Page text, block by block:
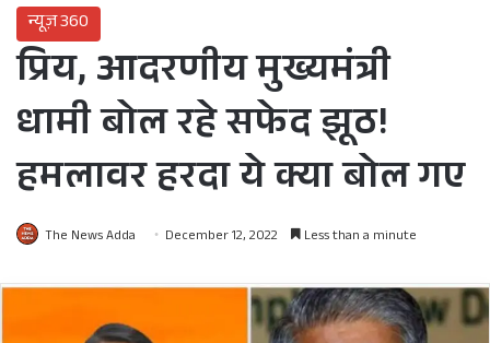
न्यूज़ 360
प्रिय, आदरणीय मुख्यमंत्री
धामी बोल रहे सफेद झूठ!
हमलावर हरदा ये क्या बोल गए
The News Adda December 12, 2022 Less than a minute